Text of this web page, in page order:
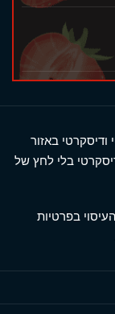
ודיסקרטי באזור
בלי לחץ של
בפרטיות